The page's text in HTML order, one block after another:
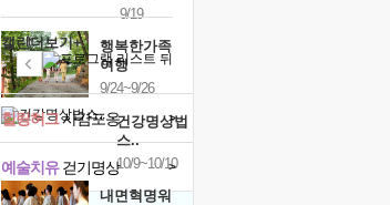
9/19
행복한가족
여행
9/24~9/26
건강명상법
스..
10/9~10/10
내면혁명워
캘린더보기+
예술치유걷기명상 >
힐링허그사감포옹 >